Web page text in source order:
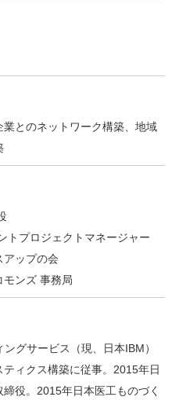
とのネットワーク構築、地域
トプロジェクトマネージャー
ップの会
ンズ 事務局
グサービス（現、日本IBM）
ィクス構築に従事。2015年日
役。2015年日本医工ものづく